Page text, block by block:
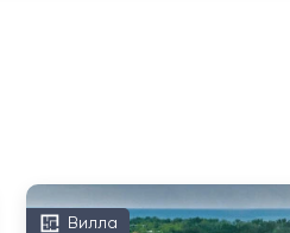
Вилла